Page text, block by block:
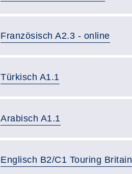
Französisch A2.3 - online
Türkisch A1.1
Arabisch A1.1
Englisch B2/C1 Touring Britain